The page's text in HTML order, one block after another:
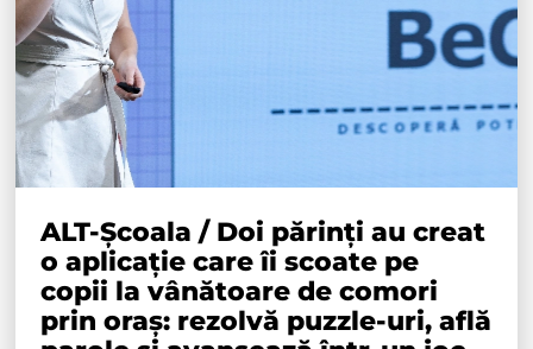
ALT-Școala / Doi părinți au creat
o aplicație care îi scoate pe
copii la vânătoare de comori
prin oraș: rezolvă puzzle-uri, află